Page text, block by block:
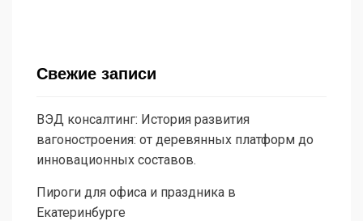
Свежие записи
ВЭД консалтинг: История развития
вагоностроения: от деревянных платформ до
инновационных составов.
Пироги для офиса и праздника в
Екатеринбурге